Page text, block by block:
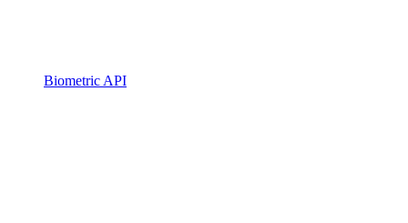
Biometric API